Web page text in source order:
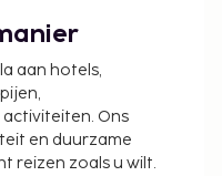
Toeslagen en
btw en kunnen
mogen
accommodatie
niet overschrijden.
aan hotels,
Ons
en duurzame
reizen zoals u wilt.